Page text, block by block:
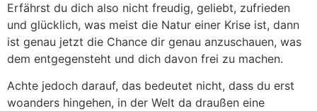
Erfährst du dich also nicht freudig, geliebt, zufrieden
und glücklich, was meist die Natur einer Krise ist, dann
ist genau jetzt die Chance dir genau anzuschauen, was
dem entgegensteht und dich davon frei zu machen.
Achte jedoch darauf, das bedeutet nicht, dass du erst
woanders hingehen, in der Welt da draußen eine